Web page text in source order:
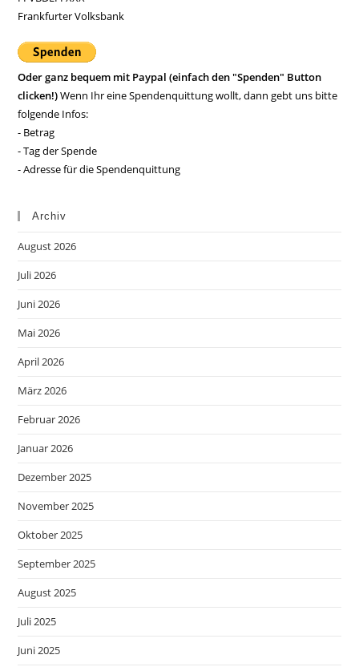
Frankfurter Volksbank
Oder ganz bequem mit Paypal (einfach den "Spenden" Button
clicken!)Wenn Ihr eine Spendenquittung wollt, dann gebt uns bitte
folgende Infos:
- Betrag
- Tag der Spende
- Adresse für die Spendenquittung
Archiv
August 2026
Juli 2026
Juni 2026
Mai 2026
April 2026
März 2026
Februar 2026
Januar 2026
Dezember 2025
November 2025
Oktober 2025
September 2025
August 2025
Juli 2025
Juni 2025